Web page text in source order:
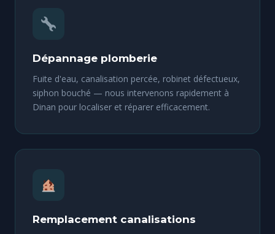
Dépannage plomberie
Fuite d'eau, canalisation percée, robinet défectueux,
siphon bouché — nous intervenons rapidement à
Dinan pour localiser et réparer efficacement.
Remplacement canalisations